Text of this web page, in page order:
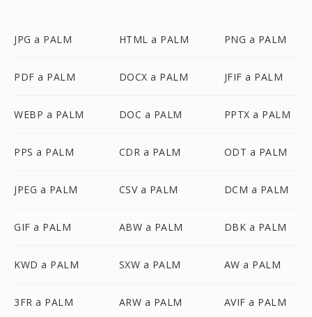
JPG a PALM HTML a PALM PNG a PALM
PDF a PALM DOCX a PALM JFIF a PALM
WEBP a PALM DOC a PALM PPTX a PALM
PPS a PALM CDR a PALM ODT a PALM
JPEG a PALM CSV a PALM DCM a PALM
GIF a PALM ABW a PALM DBK a PALM
KWD a PALM SXW a PALM AW a PALM
3FR a PALM ARW a PALM AVIF a PALM